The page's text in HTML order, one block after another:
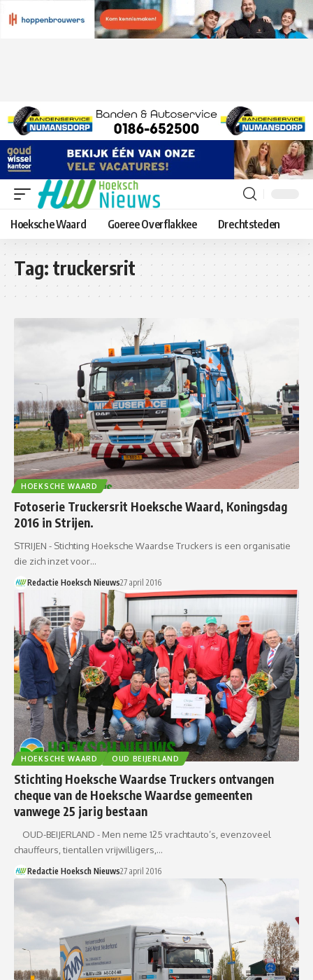
Hoeksche Waard Goeree Overflakkee Drechtsteden
Tag: truckersrit
HOEKSCHE WAARD
Fotoserie Truckersrit Hoeksche Waard, Koningsdag
2016 in Strijen.
STRIJEN - Stichting Hoeksche Waardse Truckers is een organisatie
die zich inzet voor…
Redactie Hoeksch Nieuws27 april 2016
HOEKSCHE WAARD OUD BEIJERLAND
Stichting Hoeksche Waardse Truckers ontvangen
cheque van de Hoeksche Waardse gemeenten
vanwege 25 jarig bestaan
OUD-BEIJERLAND - Men neme 125 vrachtauto’s, evenzoveel
chauffeurs, tientallen vrijwilligers,…
Redactie Hoeksch Nieuws27 april 2016